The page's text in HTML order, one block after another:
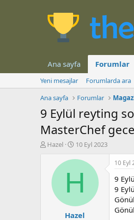
Ana sayfa Forumlar
Yeni mesajlar
Forumlarda ara
Ana sayfa
Forumlar
9 Eylül reyting
MasterChef
K
Hazel
B
ş
a
ı
ç
10 Eyl 2023
H
Hazel
10 Eyl
9
9